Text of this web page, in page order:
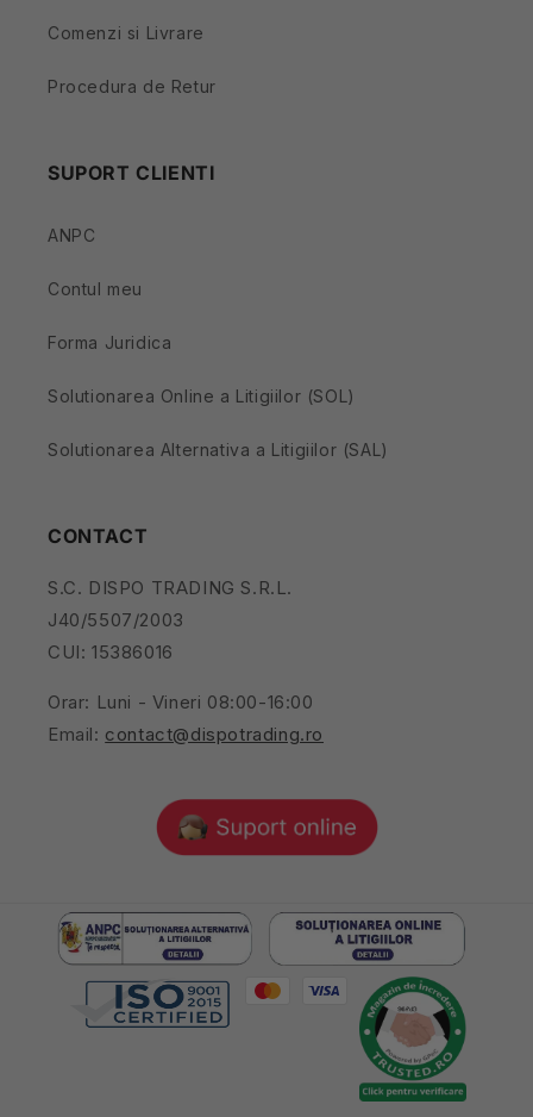
Comenzi si Livrare
Procedura de Retur
SUPORT CLIENTI
ANPC
Contul meu
Forma Juridica
Solutionarea Online a Litigiilor (SOL)
Solutionarea Alternativa a Litigiilor (SAL)
CONTACT
S.C. DISPO TRADING S.R.L.
J40/5507/2003
CUI: 15386016
Orar: Luni - Vineri 08:00-16:00
Email: contact@dispotrading.ro